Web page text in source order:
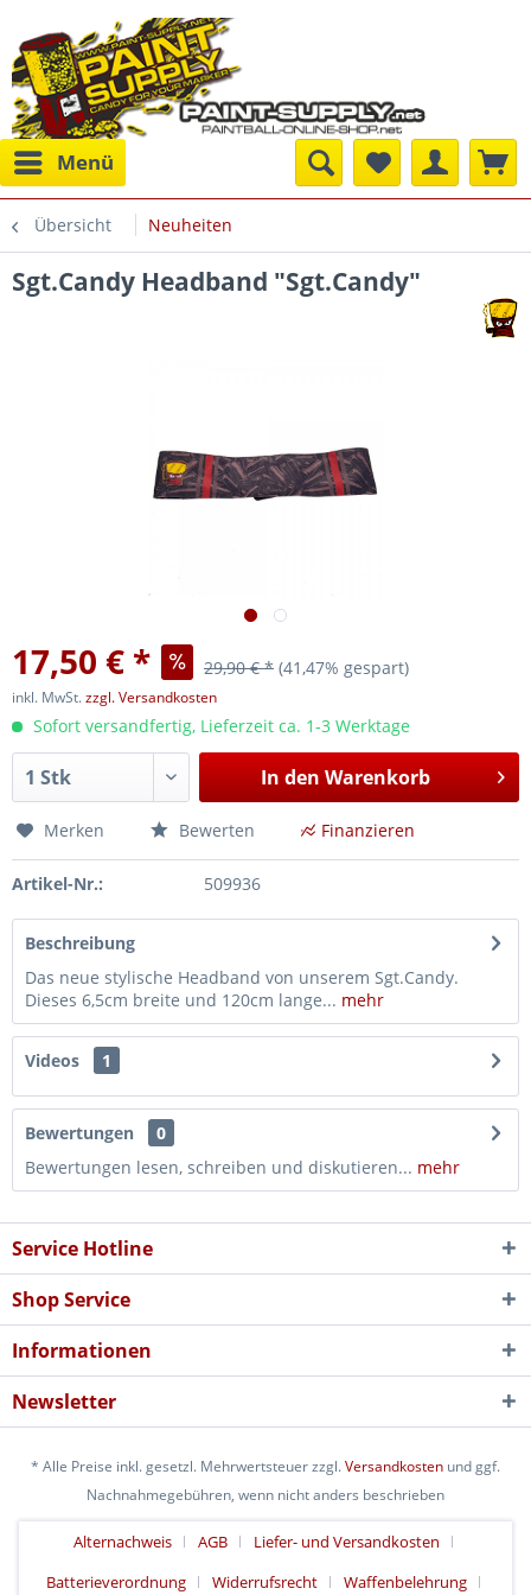
Menü
Übersicht Neuheiten
Sgt.Candy Headband "Sgt.Candy"
17,50 € * 29,90 € * (41,47% gespart)
inkl. MwSt.zzgl. Versandkosten
Sofort versandfertig, Lieferzeit ca. 1-3 Werktage
In den Warenkorb
Merken Bewerten Finanzieren
Artikel-Nr.: 509936
Beschreibung
Das neue stylische Headband von unserem Sgt.Candy.
Dieses 6,5cm breite und 120cm lange... mehr
Videos 1
Bewertungen
0
Bewertungen lesen, schreiben und diskutieren... mehr
Service Hotline
Shop Service
Informationen
Newsletter
* Alle Preise inkl. gesetzl. Mehrwertsteuer zzgl.Versandkosten und ggf.
Nachnahmegebühren, wenn nicht anders beschrieben
Alternachweis AGB
Liefer- und Versandkosten
Batterieverordnung
Widerrufsrecht Waffenbelehrung